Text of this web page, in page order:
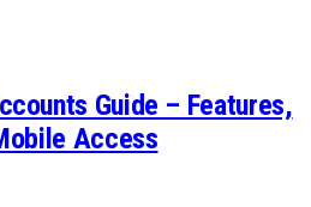
Guide – Features,
Access